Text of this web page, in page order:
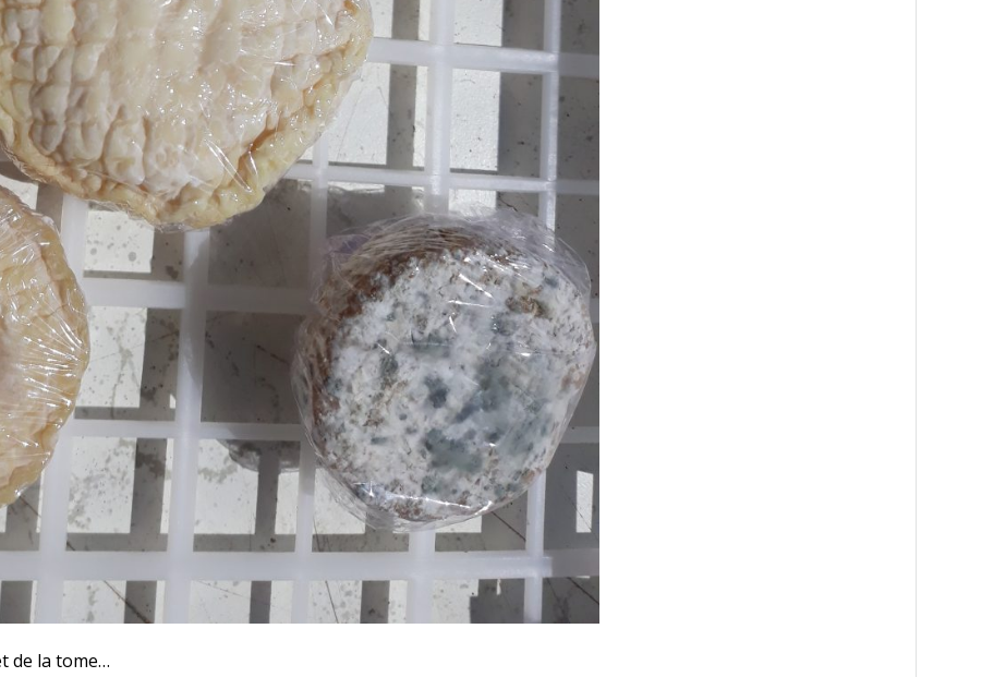
de la tome…